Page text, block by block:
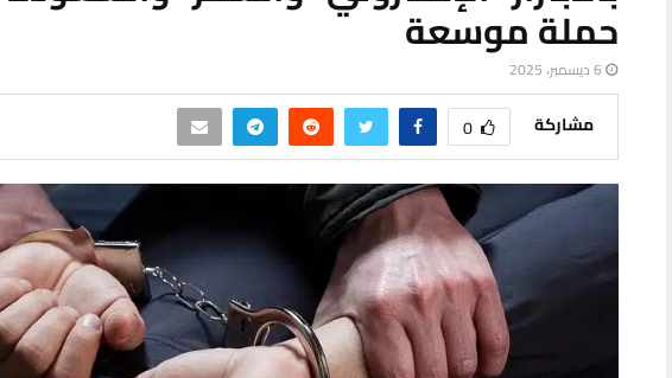
حملة موسعة
6 ديسمبر، 2025
مشاركة 0